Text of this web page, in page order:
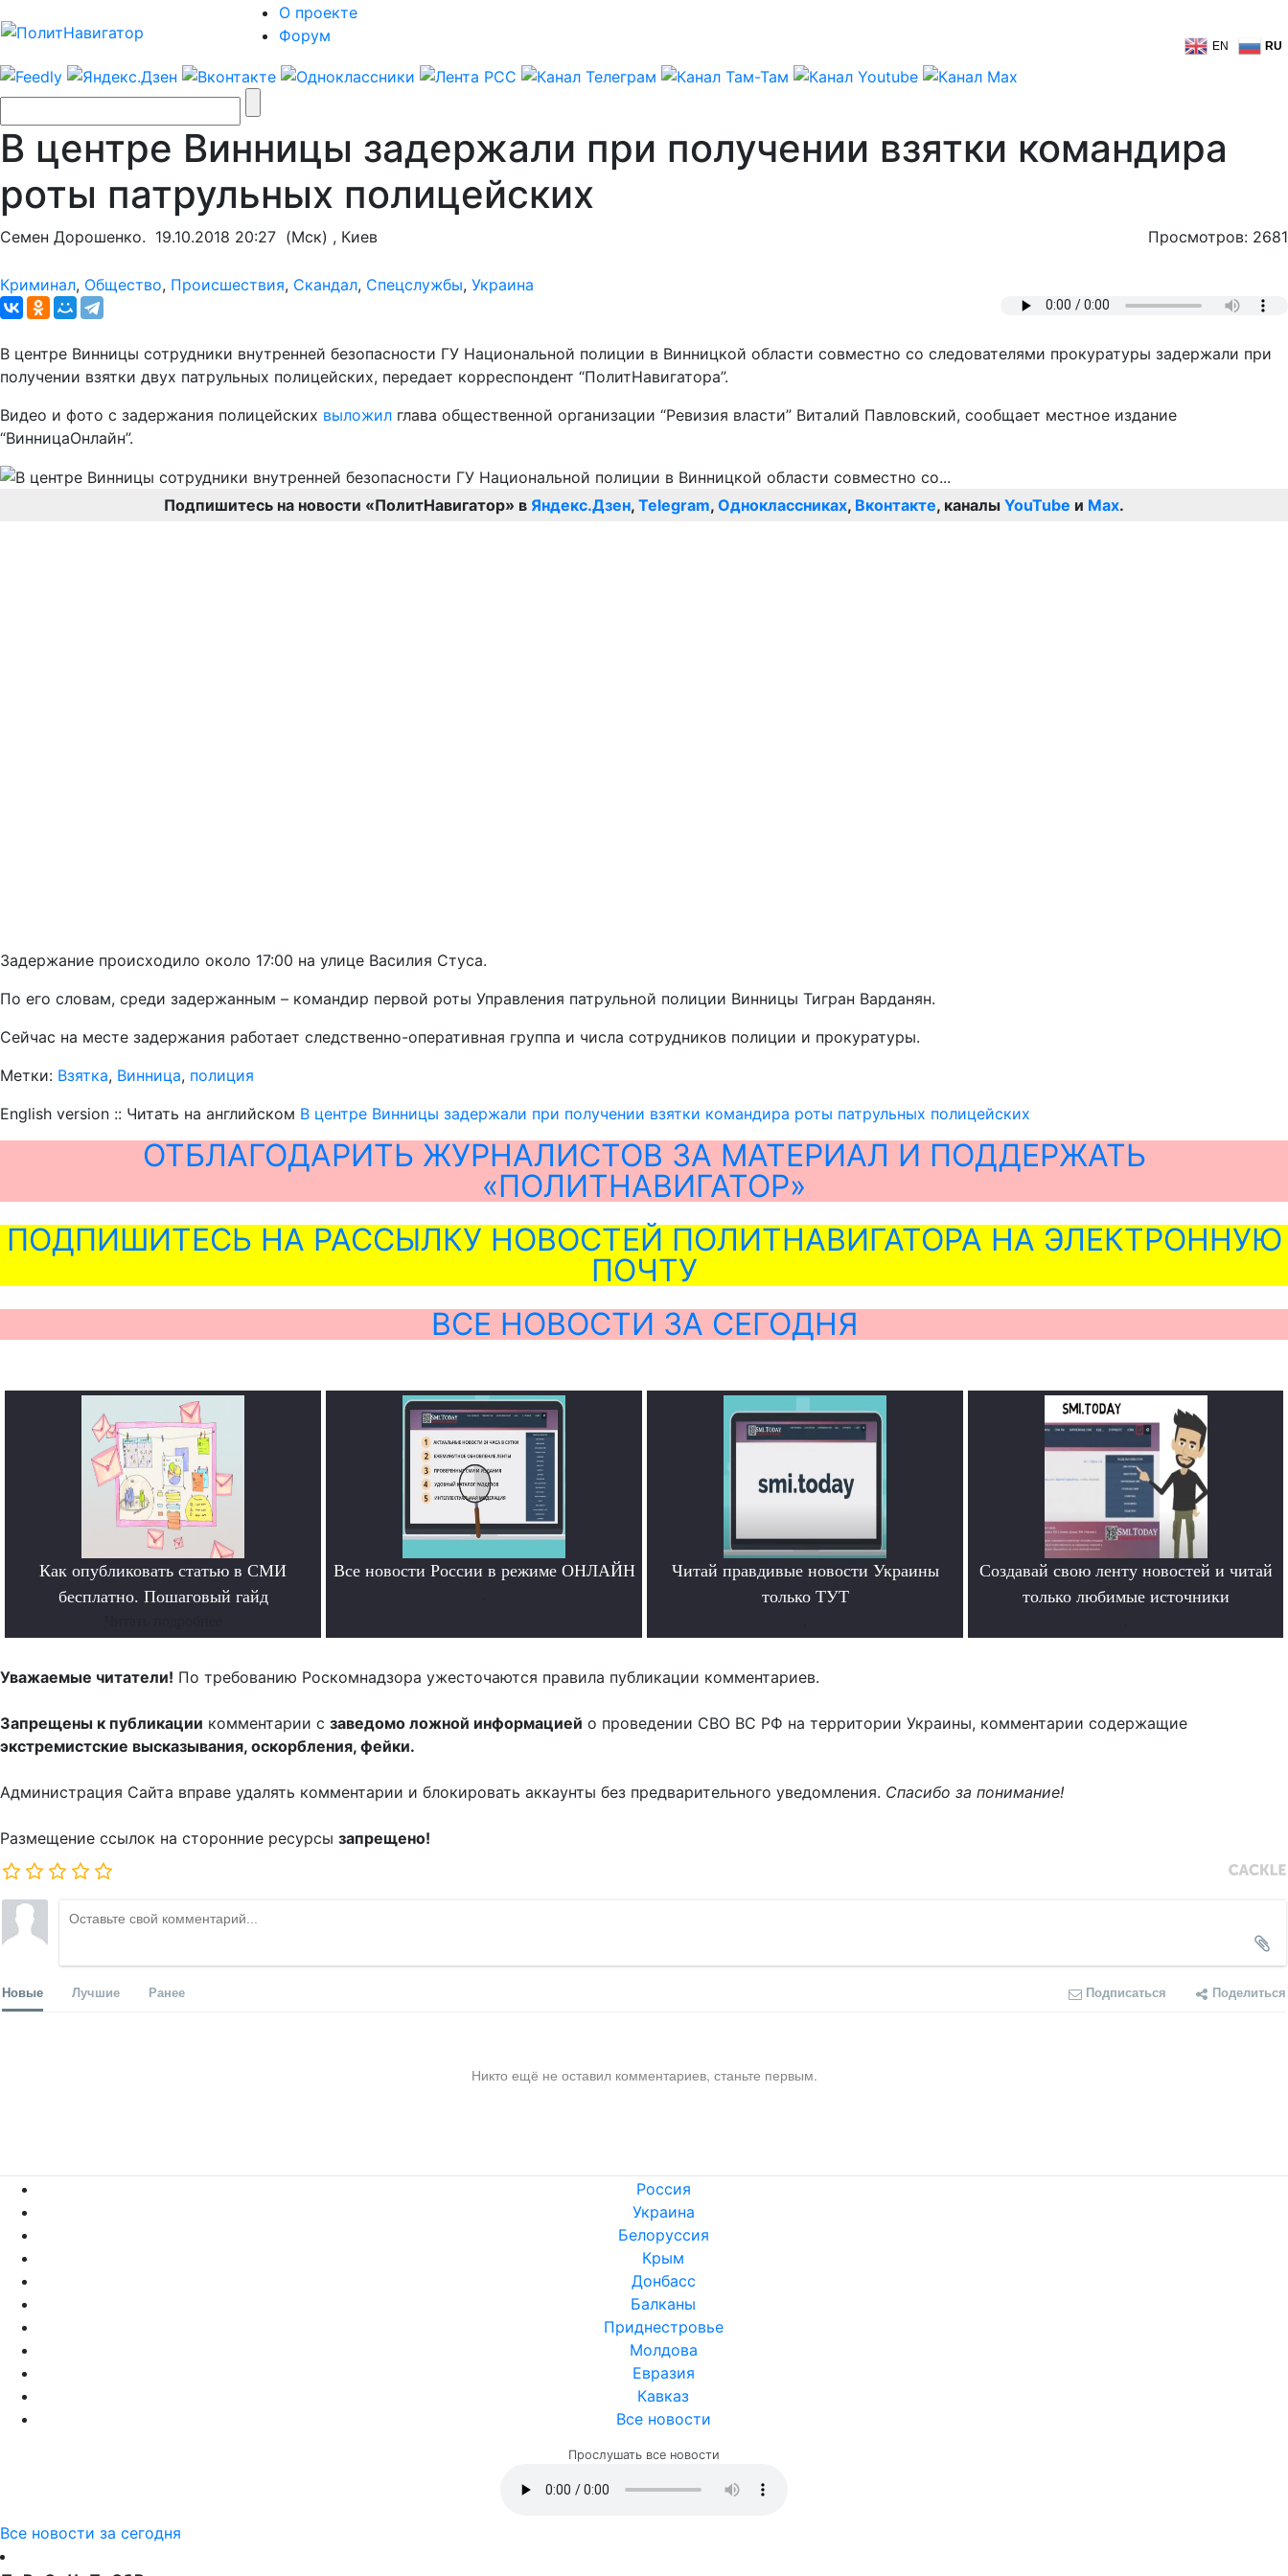
О проекте
Форум
EN RU
В центре Винницы задержали при получении взятки командира
роты патрульных полицейских
Семен Дорошенко. 19.10.2018 20:27 (Мск) , Киев Просмотров: 2681
Криминал, Общество, Происшествия, Скандал, Спецслужбы, Украина
В центре Винницы сотрудники внутренней безопасности ГУ Национальной полиции в Винницкой области совместно со следователями прокуратуры задержали при
получении взятки двух патрульных полицейских, передает корреспондент “ПолитНавигатора”.
Видео и фото с задержания полицейских выложил глава общественной организации “Ревизия власти” Виталий Павловский, сообщает местное издание
“ВинницаОнлайн”.
Подпишитесь на новости «ПолитНавигатор» в Яндекс.Дзен, Telegram, Одноклассниках, Вконтакте, каналы YouTube и Max.
Задержание происходило около 17:00 на улице Василия Стуса.
По его словам, среди задержанным – командир первой роты Управления патрульной полиции Винницы Тигран Варданян.
Сейчас на месте задержания работает следственно-оперативная группа и числа сотрудников полиции и прокуратуры.
Метки: Взятка, Винница, полиция
English version :: Читать на английском В центре Винницы задержали при получении взятки командира роты патрульных полицейских
ОТБЛАГОДАРИТЬ ЖУРНАЛИСТОВ ЗА МАТЕРИАЛ И ПОДДЕРЖАТЬ
«ПОЛИТНАВИГАТОР»
ПОДПИШИТЕСЬ НА РАССЫЛКУ НОВОСТЕЙ ПОЛИТНАВИГАТОРА НА ЭЛЕКТРОННУЮ
ПОЧТУ
ВСЕ НОВОСТИ ЗА СЕГОДНЯ
Как опубликовать статью в СМИ
бесплатно. Пошаговый гайд
Все новости России в режиме ОНЛАЙН
Читай правдивые новости Украины
только ТУТ
Создавай свою ленту новостей и читай
только любимые источники
Уважаемые читатели! По требованию Роскомнадзора ужесточаются правила публикации комментариев.
Запрещены к публикации комментарии с заведомо ложной информацией о проведении СВО ВС РФ на территории Украины, комментарии содержащие
экстремистские высказывания, оскорбления, фейки.
Администрация Сайта вправе удалять комментарии и блокировать аккаунты без предварительного уведомления. Спасибо за понимание!
Размещение ссылок на сторонние ресурсы запрещено!
Новые Лучшие Ранее Подписаться Поделиться
Никто ещё не оставил комментариев, станьте первым.
Россия
Украина
Белоруссия
Крым
Донбасс
Балканы
Приднестровье
Молдова
Евразия
Кавказ
Все новости
Прослушать все новости
Все новости за сегодня